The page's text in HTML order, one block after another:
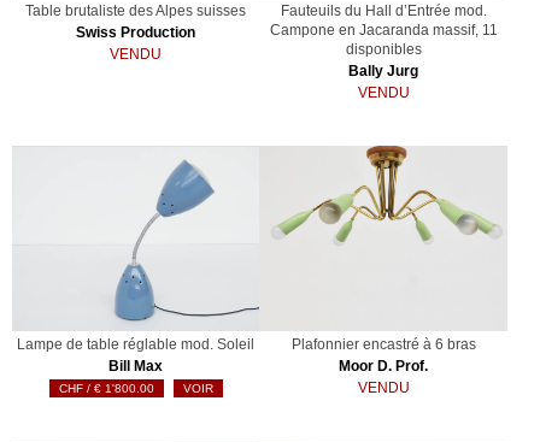
Table brutaliste des Alpes suisses
Swiss Production
VENDU
Fauteuils du Hall d’Entrée mod.
Campone en Jacaranda massif, 11
disponibles
Bally Jurg
VENDU
Lampe de table réglable mod. Soleil
Bill Max
€1'800.00 VOIR
Plafonnier encastré à 6 bras
Moor D. Prof.
VENDU